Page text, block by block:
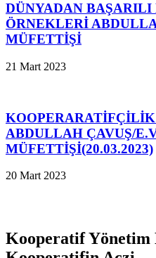
DÜNYADAN BAŞARILI
ÖRNEKLERİ
MÜFETTİŞİ
21 Mart 2023
ABDULLAH ÇAVUŞ/
MÜFETTİŞİ(20.03.2023)
20 Mart 2023
Kooperatif